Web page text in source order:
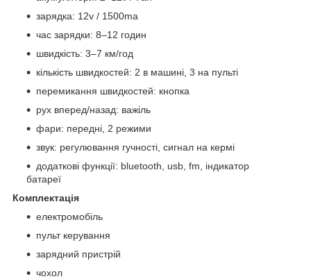
зарядка: 12v / 1500ma
час зарядки: 8–12 годин
швидкість: 3–7 км/год
кількість швидкостей: 2 в машині, 3 на пульті
перемикання швидкостей: кнопка
рух вперед/назад: важіль
фари: передні, 2 режими
звук: регулювання гучності, сигнал на кермі
додаткові функції: bluetooth, usb, fm, індикатор
батареї
Комплектація
електромобіль
пульт керування
зарядний пристрій
чохол